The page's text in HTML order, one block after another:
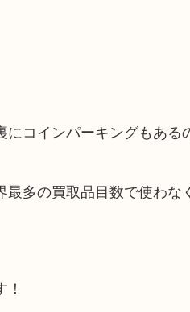
コインパーキングもある
多の買取品目数で使わな